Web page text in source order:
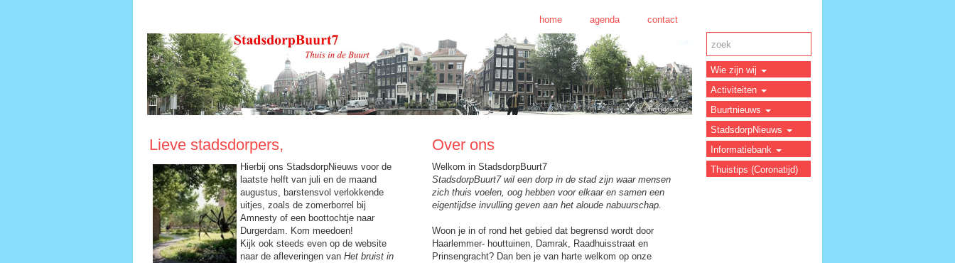
home agenda contact
Lieve stadsdorpers,
Hierbij ons StadsdorpNieuws voor de
laatste helft van juli en de maand
augustus, barstensvol verlokkende
uitjes, zoals de zomerborrel bij
Amnesty of een boottochtje naar
Durgerdam. Kom meedoen!
Kijk ook steeds even op de website
naar de afleveringen van Het bruist in
Over ons
Welkom in StadsdorpBuurt7
StadsdorpBuurt7 wil een dorp in de stad zijn waar mensen
zich thuis voelen, oog hebben voor elkaar en samen een
eigentijdse invulling geven aan het aloude nabuurschap.
Woon je in of rond het gebied dat begrensd wordt door
Haarlemmer- houttuinen, Damrak, Raadhuisstraat en
Prinsengracht? Dan ben je van harte welkom op onze
Wie zijn wij
Activiteiten
Buurtnieuws
StadsdorpNieuws
Informatiebank
Thuistips (Coronatijd)